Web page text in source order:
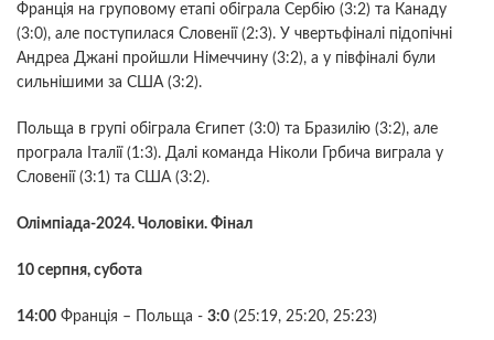
Франція на груповому етапі обіграла Сербію (3:2) та Канаду
(3:0), але поступилася Словенії (2:3). У чвертьфіналі підопічні
Андреа Джані пройшли Німеччину (3:2), а у півфіналі були
сильнішими за США (3:2).
Польща в групі обіграла Єгипет (3:0) та Бразилію (3:2), але
програла Італії (1:3). Далі команда Ніколи Грбича виграла у
Словенії (3:1) та США (3:2).
Олімпіада-2024. Чоловіки. Фінал
10 серпня, субота
14:00 Франція – Польща - 3:0 (25:19, 25:20, 25:23)